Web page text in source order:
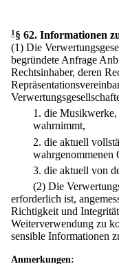
1 § 62. Informationen
(1) Die
begründete Anfrage
Rechtsinhaber, deren
1. die Musikwerke,
wahrnimmt,
2. die aktuell
wahrgenommenen
3. die aktuell von
(2) Die
erforderlich ist,
Richtigkeit und
Weiterverwendung zu
sensible Informationen
Anmerkungen: